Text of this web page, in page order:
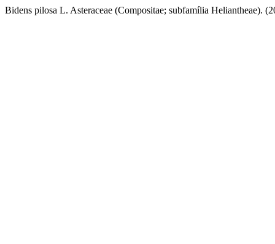
Bidens pilosa L. Asteraceae (Compositae; subfamília Heliantheae).